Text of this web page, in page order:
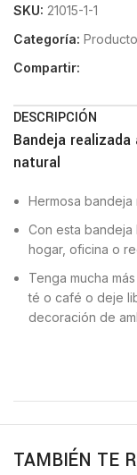
SKU: 21015-1-1
Categoría:
Compartir:
DESCRIPCIÓN
Bandeja
natural
Hermosa bandeja
Con esta bandeja
hogar, oficina o
Tenga mucha
té o café o deje
decoración de
TAMBIÉN TE